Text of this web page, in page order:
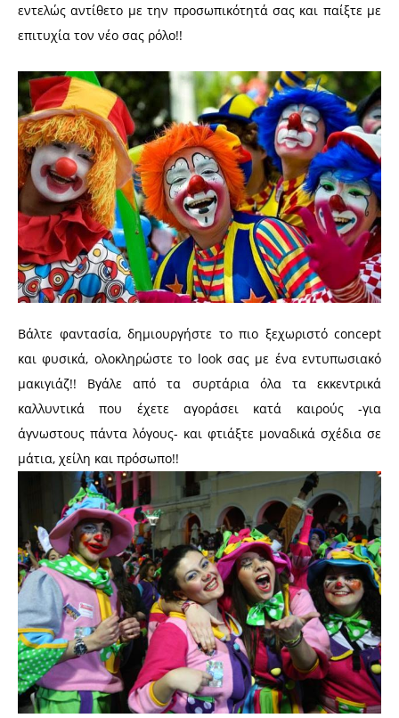
εντελώς αντίθετο με την προσωπικότητά σας και παίξτε με
επιτυχία τον νέο σας ρόλο!!
Βάλτε φαντασία, δημιουργήστε το πιο ξεχωριστό concept
και φυσικά, ολοκληρώστε το look σας με ένα εντυπωσιακό
μακιγιάζ!! Βγάλε από τα συρτάρια όλα τα εκκεντρικά
καλλυντικά που έχετε αγοράσει κατά καιρούς -για
άγνωστους πάντα λόγους- και φτιάξτε μοναδικά σχέδια σε
μάτια, χείλη και πρόσωπο!!